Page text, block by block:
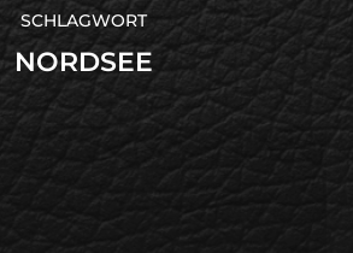
SCHLAGWORT
NORDSEE